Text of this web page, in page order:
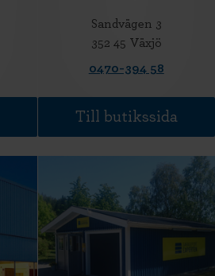
Sandvägen 3
352 45 Växjö
0470-394 58
Till butikssida